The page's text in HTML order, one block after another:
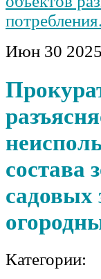
потребления.
Июн 30 2025
состава
садовых
Категории: